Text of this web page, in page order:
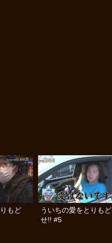
もど
ういちの愛をとりもど
せ!! #5